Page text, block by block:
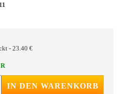
- 23.40 €
IN DEN WARENKORB